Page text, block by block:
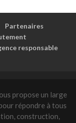
Partenaires
responsable
propose un large
répondre à tous
construction,